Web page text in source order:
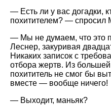
— Есть ли у вас догадки,
похитителем? — спросил
— Мы не думаем, что это
Леснер, закуривая
Никаких записок с
отбора жертв. Из
похититель не смог бы
вместе — вообще ничего!
— Выходит, маньяк?